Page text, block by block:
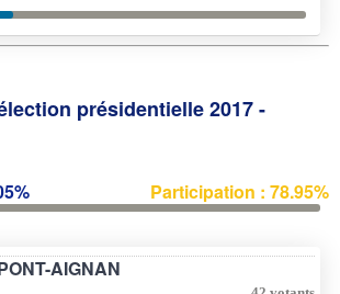
présidentielle 2017 -
Participation : 78.95%
AIGNAN